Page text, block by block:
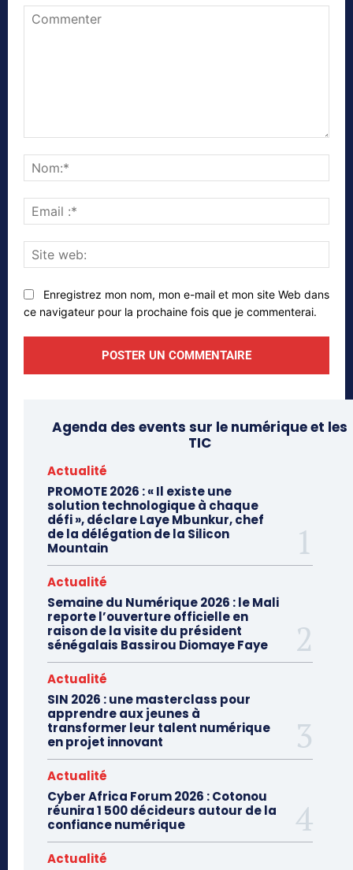
:*
web:
Enregistrez mon nom, mon e-mail et mon site Web dans
ce navigateur pour la prochaine fois que je commenterai.
Agenda des events sur le numérique et les
TIC
Actualité
PROMOTE 2026 : « Il existe une
solution technologique à chaque
défi », déclare Laye Mbunkur, chef
de la délégation de la Silicon
Mountain
Actualité
Semaine du Numérique 2026 : le Mali
reporte l’ouverture officielle en
raison de la visite du président
sénégalais Bassirou Diomaye Faye
Actualité
SIN 2026 : une masterclass pour
apprendre aux jeunes à
transformer leur talent numérique
en projet innovant
Actualité
Cyber Africa Forum 2026 : Cotonou
réunira 1 500 décideurs autour de la
confiance numérique
Actualité